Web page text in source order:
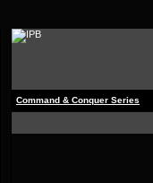
Command & Conquer Series